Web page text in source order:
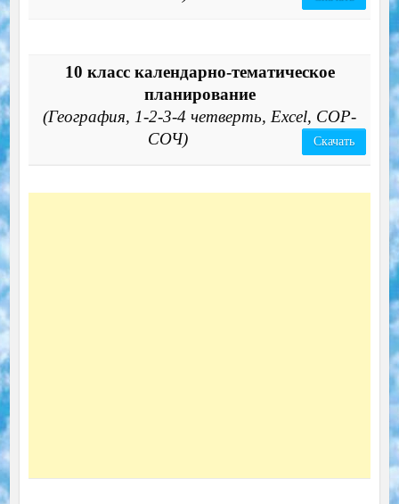
10 класс календарно-тематическое
планирование
(География, 1-2-3-4 четверть, Excel, СОР-
СОЧ)
Скачать